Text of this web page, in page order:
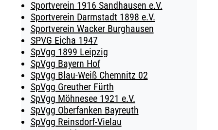
Sportverein 1916 Sandhausen e.V.
Sportverein Darmstadt 1898 e.V.
Sportverein Wacker Burghausen
SPVG Eicha 1947
SpVgg 1899 Leipzig
SpVgg Bayern Hof
SpVgg Blau-Weiß Chemnitz 02
SpVgg Greuther Fürth
SpVgg Möhnesee 1921 e.V.
SpVgg Oberfanken Bayreuth
SpVgg Reinsdorf-Vielau